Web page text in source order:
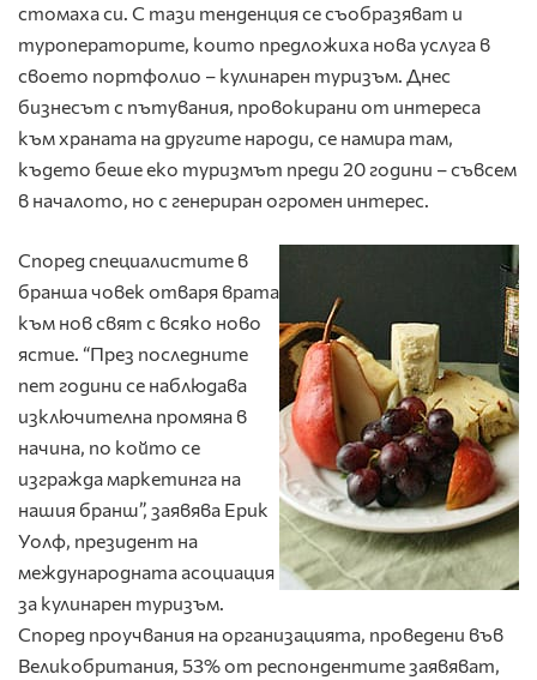
стомаха си. С тази тенденция се съобразяват и
туроператорите, които предложиха нова услуга в
своето портфолио – кулинарен туризъм. Днес
бизнесът с пътувания, провокирани от интереса
към храната на другите народи, се намира там,
където беше еко туризмът преди 20 години – съвсем
в началото, но с генериран огромен интерес.
Според специалистите в
бранша човек отваря врата
към нов свят с всяко ново
ястие. “През последните
пет години се наблюдава
изключителна промяна в
начина, по който се
изгражда маркетинга на
нашия бранш”, заявява Ерик
Уолф, президент на
международната асоциация
за кулинарен туризъм.
Според проучвания на организацията, проведени във
Великобритания, 53% от респондентите заявяват,